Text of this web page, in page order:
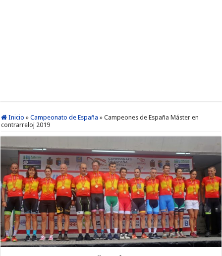
Inicio » Campeonato de España » Campeones de España Máster en
contrarreloj 2019